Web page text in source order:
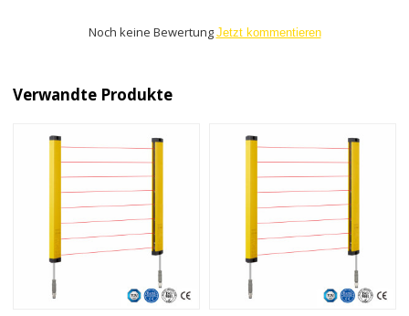
Noch keine Bewertung Jetzt kommentieren
Verwandte Produkte